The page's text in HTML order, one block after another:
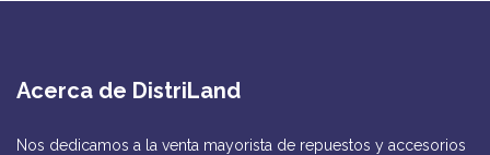
Acerca de DistriLand
Nos dedicamos a la venta mayorista de repuestos y accesorios